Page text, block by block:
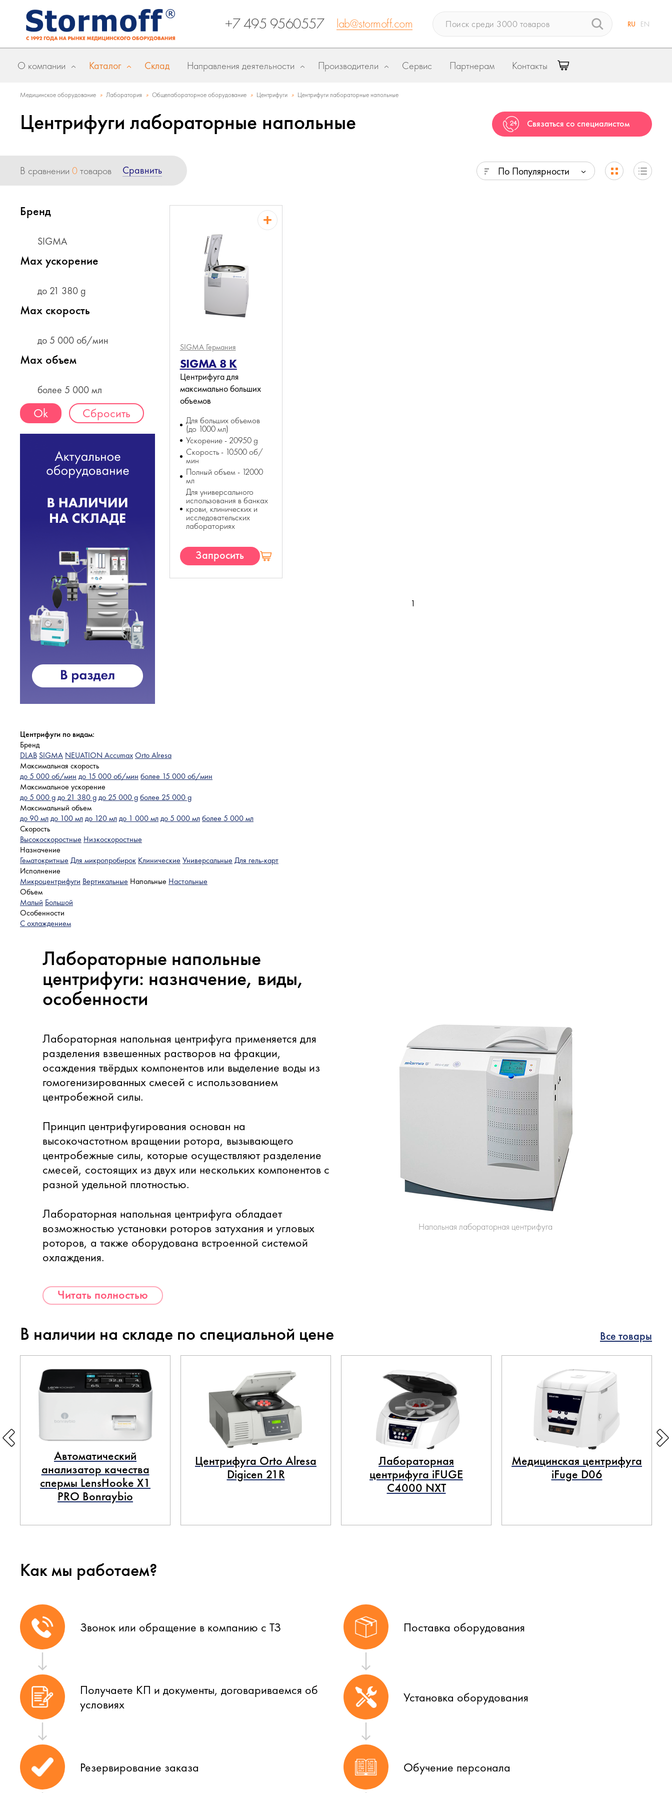
+7 495 9560557 lab@stormoff.com RU EN
О компании Каталог Склад Направления деятельности Производители Сервис Партнерам Контакты
Медицинское оборудование » Лаборатория » Общелабораторное оборудование » Центрифуги » Центрифуги лабораторные напольные
Центрифуги лабораторные напольные Связаться со специалистом
В сравнении 0товаров Сравнить По Популярности
Бренд
SIGMA
Мах ускорение
до 21 380 g
Мах скорость
до 5 000 об/мин
Max объем
более 5 000 мл
Сбросить
SIGMA Германия
SIGMA 8 K
Центрифуга для
максимально больших
объемов
Для больших объемов
(до 1000 мл)
Ускорение - 20950 g
Скорость - 10500 об/
мин
Полный объем - 12000
мл
Для универсального
использования в банках
крови, клинических и
исследовательских
лабораториях
Запросить
1
Центрифуги по видам:
Бренд
DLAB SIGMA NEUATION AccumaxOrto Alresa
Максимальная скорость
до 5 000 об/мин до 15 000 об/мин более 15 000 об/мин
Максимальное ускорение
до 5 000 gдо 21 380 gдо 25 000 gболее 25 000 g
Максимальный объем
до 90 млдо 100 млдо 120 млдо 1 000 млдо 5 000 млболее 5 000 мл
Скорость
Высокоскоростные Низкоскоростные
Назначение
Гематокритные Для микропробирок Клинические Универсальные Для гель-карт
Исполнение
Микроцентрифуги Вертикальные Напольные Настольные
Объем
Малый Большой
Особенности
С охлаждением
Лабораторные напольные
центрифуги: назначение, виды,
особенности
Лабораторная напольная центрифуга применяется для
разделения взвешенных растворов на фракции,
осаждения твёрдых компонентов или выделение воды из
гомогенизированных смесей с использованием
центробежной силы.
Принцип центрифугирования основан на
высокочастотном вращении ротора, вызывающего
центробежные силы, которые осуществляют разделение
смесей, состоящих из двух или нескольких компонентов с
разной удельной плотностью.
Лабораторная напольная центрифуга обладает
возможностью установки роторов затухания и угловых
роторов, а также оборудована встроенной системой
охлаждения.
Читать полностью
Напольная лабораторная центрифуга
В наличии на складе по специальной цене Все товары
Автоматический
анализатор качества
спермы LensHooke X1
PRO Bonraybio
Центрифуга Orto Alresa
Digicen 21R
Лабораторная
центрифуга iFUGE
C4000 NXT
Медицинская центрифуга
iFuge D06
Как мы работаем?
Звонок или обращение в компанию с ТЗ Поставка оборудования
Получаете КП и документы, договариваемся об
условиях
Установка оборудования
Резервирование заказа Обучение персонала